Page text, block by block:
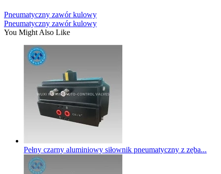
Pneumatyczny zawór kulowy
Pneumatyczny zawór kulowy
You Might Also Like
Pełny czarny aluminiowy siłownik pneumatyczny z zęba...